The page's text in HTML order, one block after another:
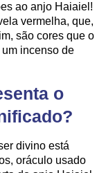
ao anjo Haiaiel!
vermelha, que,
são cores que o
incenso de
o
divino está
oráculo usado